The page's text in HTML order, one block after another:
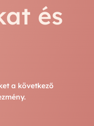
és
a következő